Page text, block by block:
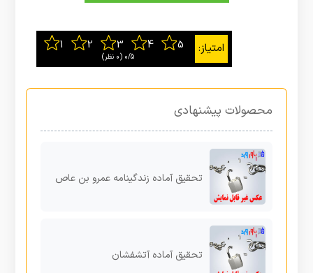
0/5 ‫(0 نظر)
محصولات پیشنهادی
تحقیق آماده زندگینامه عمرو بن عاص
تحقیق آماده آتشفشان